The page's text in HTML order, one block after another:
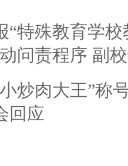
“特殊教育学
问责程序 副
炒肉大王”称
回应